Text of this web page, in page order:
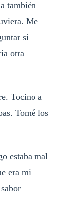
también
Me
si
otra
Tocino a
Tomé los
estaba mal
era mi